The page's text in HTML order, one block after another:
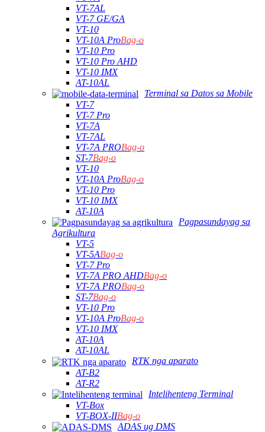
VT-7AL
VT-7 GE/GA
VT-10
VT-10A ProBag-o
VT-10 Pro
VT-10 Pro AHD
VT-10 IMX
AT-10AL
Terminal sa Datos sa Mobile
VT-7
VT-7 Pro
VT-7A
VT-7AL
VT-7A PROBag-o
ST-7Bag-o
VT-10
VT-10A ProBag-o
VT-10 Pro
VT-10 IMX
AT-10A
Pagpasundayag sa
Agrikultura
VT-5
VT-5ABag-o
VT-7 Pro
VT-7A PRO AHDBag-o
VT-7A PROBag-o
ST-7Bag-o
VT-10 Pro
VT-10A ProBag-o
VT-10 IMX
AT-10A
AT-10AL
RTK nga aparato
AT-B2
AT-R2
Intelihenteng Terminal
VT-Box
VT-BOX-IIBag-o
ADAS ug DMS